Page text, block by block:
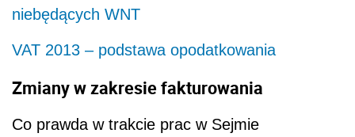
niebędących WNT
VAT 2013 – podstawa opodatkowania
Zmiany w zakresie fakturowania
Co prawda w trakcie prac w Sejmie